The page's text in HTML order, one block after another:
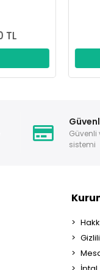
Güvenli
sistemi